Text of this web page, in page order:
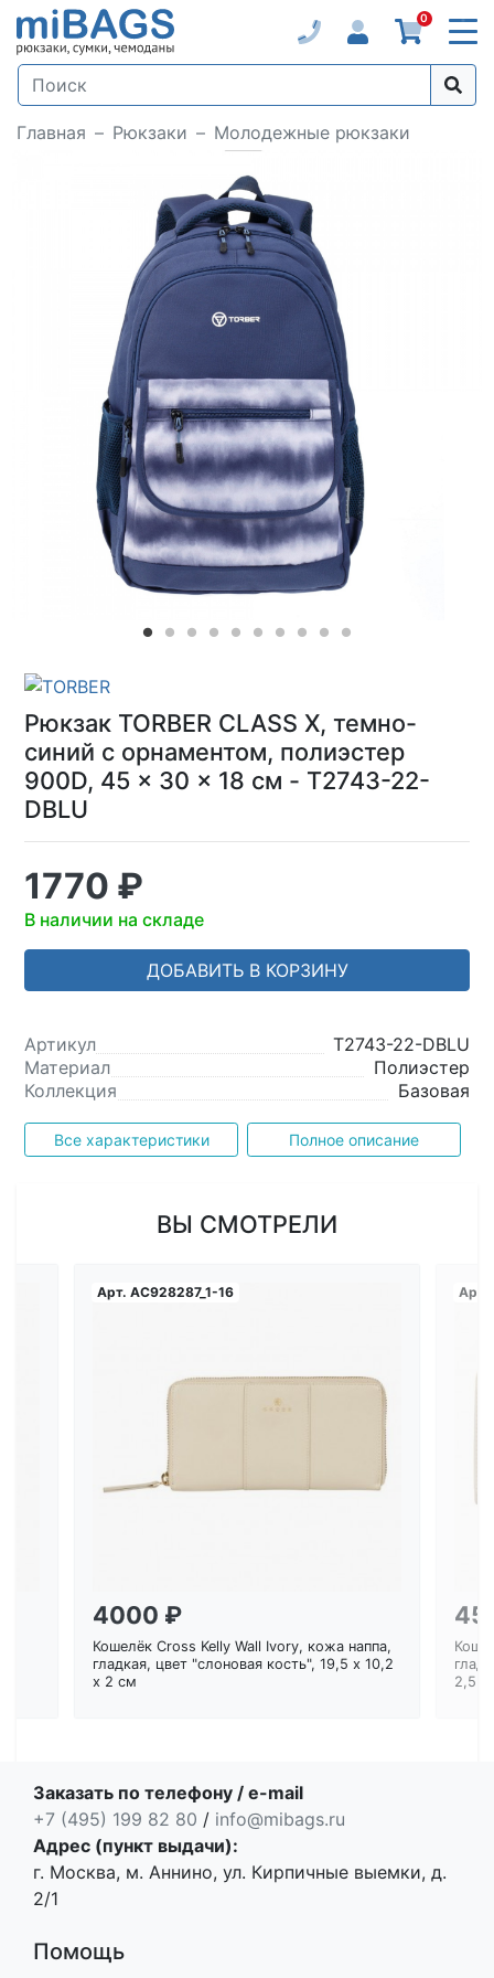
0
Главная Рюкзаки Молодежные рюкзаки
Loading...
Рюкзак TORBER CLASS X, темно-
синий с орнаментом, полиэстер
900D, 45 x 30 x 18 см - T2743-22-
DBLU
1770 ₽
В наличии на складе
ДОБАВИТЬ В КОРЗИНУ
Артикул
T2743-22-DBLU
Материал
Полиэстер
Коллекция
Базовая
Все характеристики Полное описание
ВЫ СМОТРЕЛИ
Арт. AC928287_1-16
4000 ₽
Кошелёк Cross Kelly Wall Ivory, кожа наппа,
гладкая, цвет "слоновая кость", 19,5 x 10,2
x 2 см
Арт.
2,5
Заказать по телефону / e-mail
+7 (495) 199 82 80 / info@mibags.ru
Адрес (пункт выдачи):
г. Москва, м. Аннино, ул. Кирпичные выемки, д.
2/1
Помощь